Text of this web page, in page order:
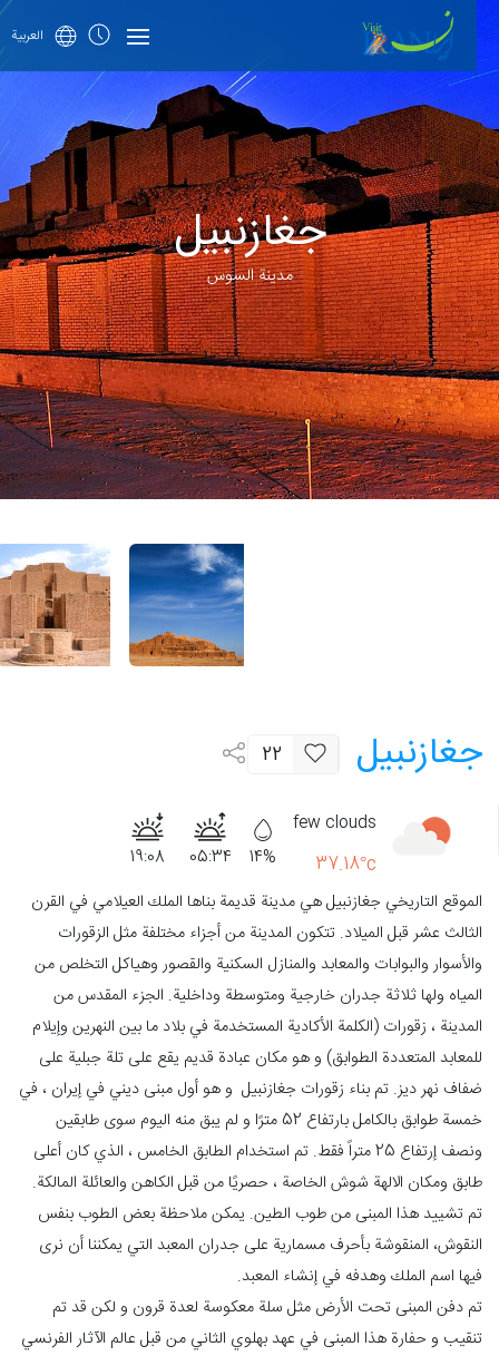
العربية
جغازنبيل
مدینة السوس
جغازنبيل 22
few clouds
37.18°c
14%
05:34
19:08
الموقع التاريخي جغازنبيل هي مدينة قديمة بناها الملك العيلامي في القرن
الثالث عشر قبل الميلاد. تتكون المدينة من أجزاء مختلفة مثل الزقورات
والأسوار والبوابات والمعابد والمنازل السكنية والقصور وهياكل التخلص من
المياه ولها ثلاثة جدران خارجية ومتوسطة وداخلية. الجزء المقدس من
المدينة ، زقورات (الكلمة الأكادية المستخدمة في بلاد ما بين النهرين وإيلام
للمعابد المتعددة الطوابق) و هو مكان عبادة قديم يقع على تلة جبلية على
ضفاف نهر ديز. تم بناء زقورات جغازنبيل و هو أول مبنى ديني في إيران ، في
خمسة طوابق بالكامل بارتفاع 52 مترًا و لم يبق منه الیوم سوى طابقين
ونصف إرتفاع 25 متراً فقط. تم استخدام الطابق الخامس ، الذي كان أعلى
طابق ومكان الالهة شوش الخاصة ، حصريًا من قبل الكاهن والعائلة المالكة.
تم تشييد هذا المبنى من طوب الطين. يمكن ملاحظة بعض الطوب بنفس
النقوش، المنقوشة بأحرف مسمارية على جدران المعبد التي يمكننا أن نرى
فيها اسم الملك وهدفه في إنشاء المعبد.
تم دفن المبنى تحت الأرض مثل سلة معكوسة لعدة قرون و لکن قد تم
تنقیب و حفارة هذا المبنی في عهد بهلوي الثاني من قبل عالم الآثار الفرنسي